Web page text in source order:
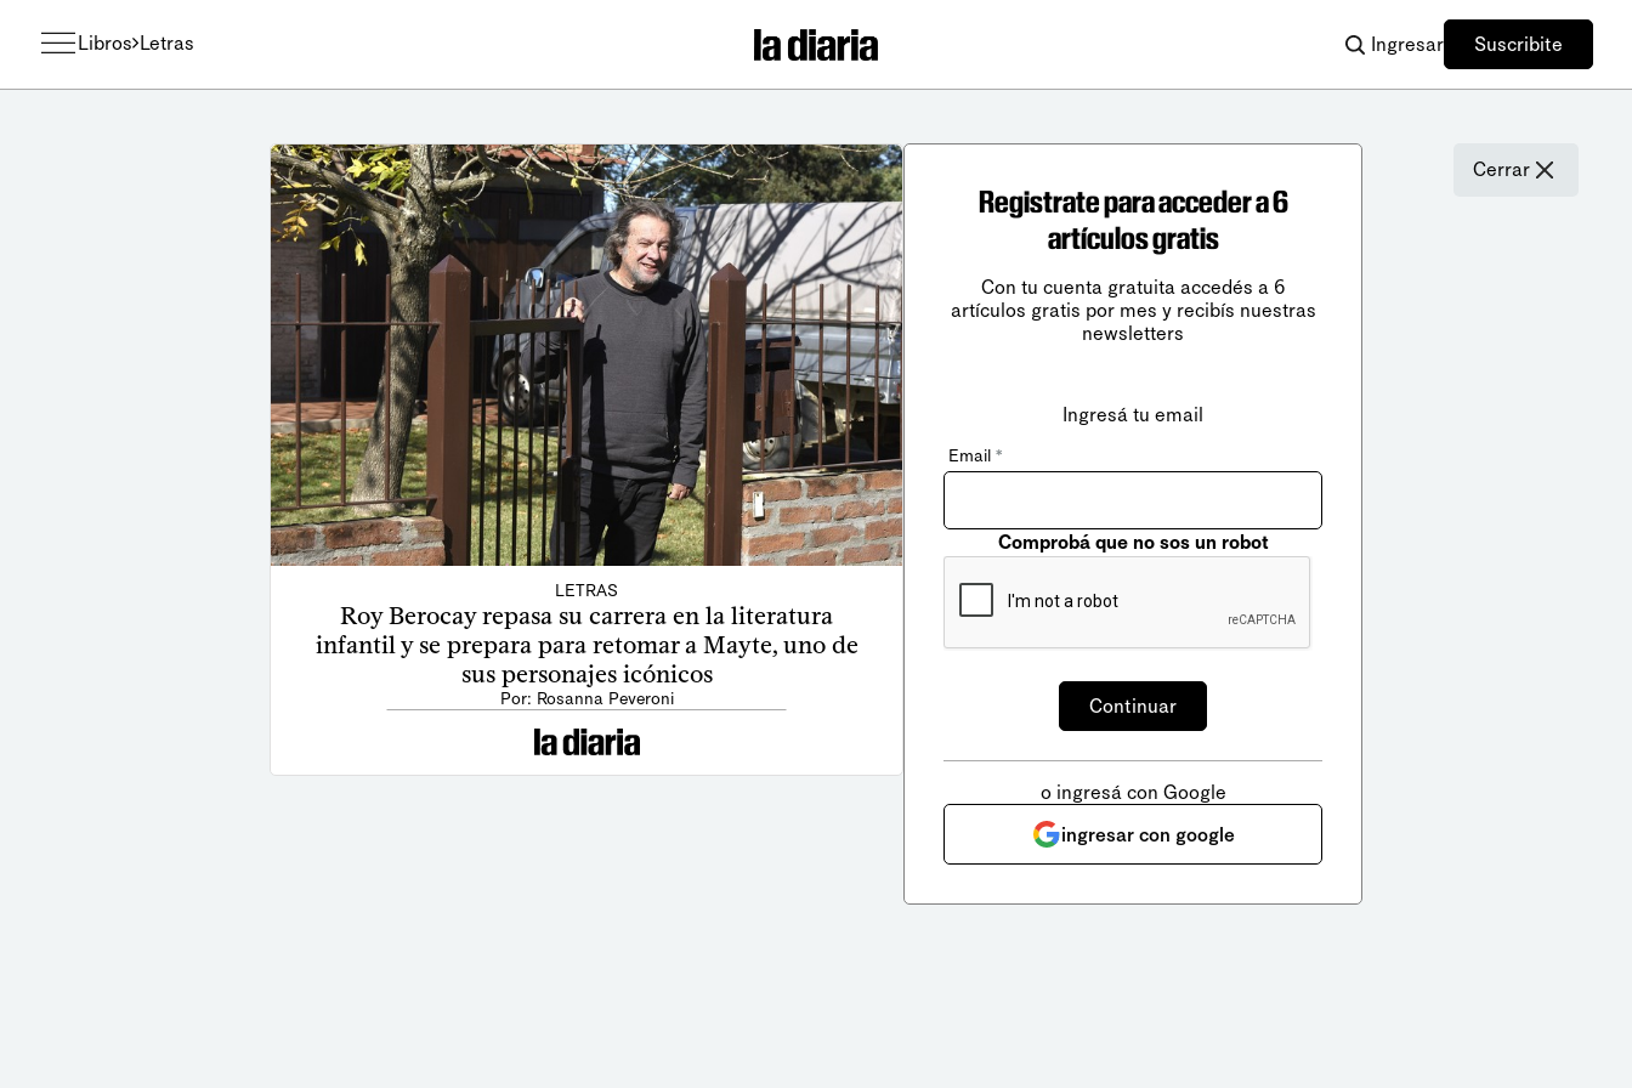
Libros Letras Ingresar Suscribite
LETRAS
Roy Berocay repasa su carrera en la literatura
infantil y se prepara para retomar a Mayte, uno de
sus personajes icónicos
Por: Rosanna Peveroni
Cerrar
Registrate para acceder a 6
artículos gratis
Con tu cuenta gratuita accedés a 6
artículos gratis por mes y recibís nuestras
newsletters
Ingresá tu email
Email *
Comprobá que no sos un robot
o ingresá con Google
ingresar con google